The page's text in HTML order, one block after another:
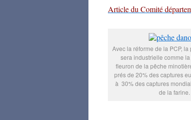
Article du Comité
Avec la réforme de la PCP,
sera industrielle comme
fleuron de la pêche
prés de 20% des captures
à 30% des captures
de la farine.